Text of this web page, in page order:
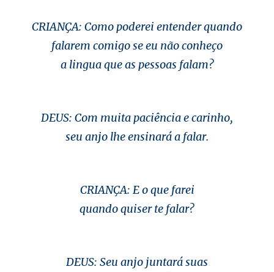
CRIANÇA: Como poderei entender quando
falarem comigo se eu não conheço
a lingua que as pessoas falam?
DEUS: Com muita paciência e carinho,
seu anjo lhe ensinará a falar.
CRIANÇA: E o que farei
quando quiser te falar?
DEUS: Seu anjo juntará suas